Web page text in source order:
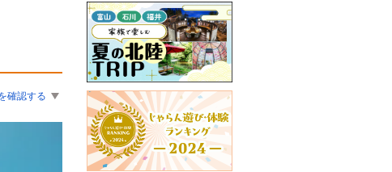
確認する